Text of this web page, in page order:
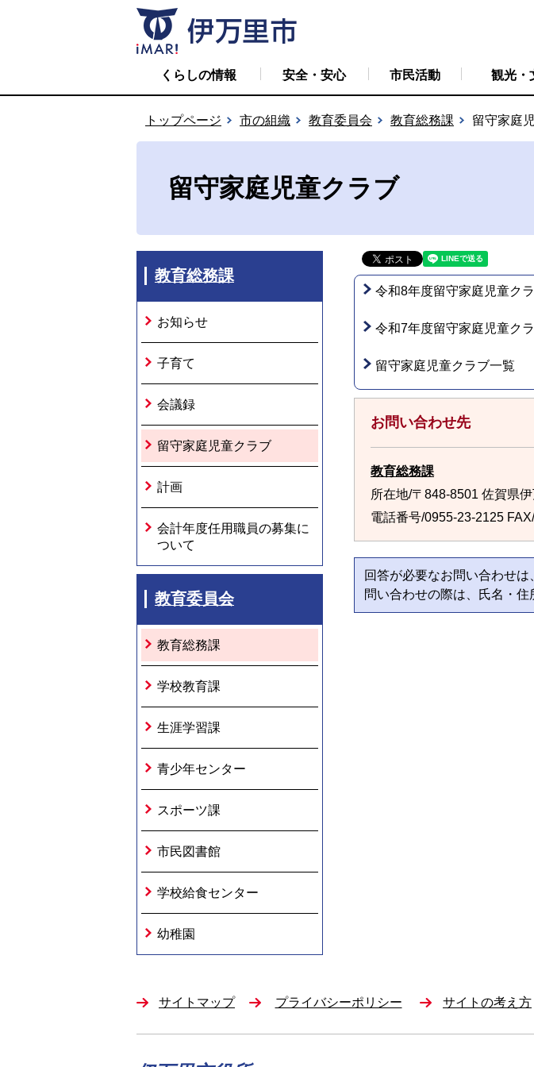
くらしの情報 安全・安心 市民活動 観光・
トップページ 市の組織 教育委員会 教育総務課 留守家庭
留守家庭児童クラブ
教育総務課
お知らせ
子育て
会議録
留守家庭児童クラブ
計画
会計年度任用職員の募集に
ついて
教育委員会
教育総務課
学校教育課
生涯学習課
青少年センター
スポーツ課
市民図書館
学校給食センター
幼稚園
令和8年度留守家庭児童ク
令和7年度留守家庭児童ク
留守家庭児童クラブ一覧
お問い合わせ先
教育総務課
所在地/〒848-8501 佐賀県
電話番号/0955-23-2125
回答が必要なお問い合わせ
問い合わせの際は、氏名・住
サイトマップ プライバシーポリシー サイトの考え方